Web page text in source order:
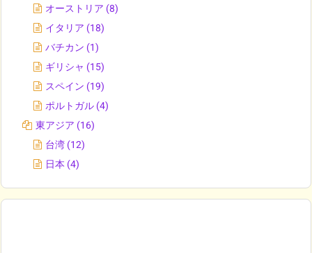
オーストリア (8)
イタリア (18)
バチカン (1)
ギリシャ (15)
スペイン (19)
ポルトガル (4)
東アジア (16)
台湾 (12)
日本 (4)